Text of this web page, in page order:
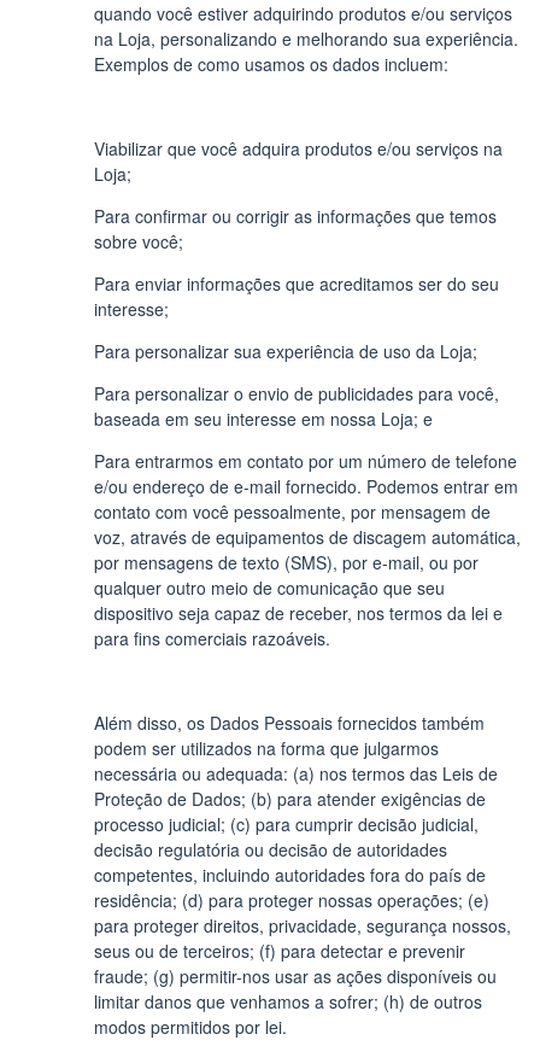
quando você estiver adquirindo produtos e/ou serviços
na Loja, personalizando e melhorando sua experiência.
Exemplos de como usamos os dados incluem:
Viabilizar que você adquira produtos e/ou serviços na
Loja;
Para confirmar ou corrigir as informações que temos
sobre você;
Para enviar informações que acreditamos ser do seu
interesse;
Para personalizar sua experiência de uso da Loja;
Para personalizar o envio de publicidades para você,
baseada em seu interesse em nossa Loja; e
Para entrarmos em contato por um número de telefone
e/ou endereço de e-mail fornecido. Podemos entrar em
contato com você pessoalmente, por mensagem de
voz, através de equipamentos de discagem automática,
por mensagens de texto (SMS), por e-mail, ou por
qualquer outro meio de comunicação que seu
dispositivo seja capaz de receber, nos termos da lei e
para fins comerciais razoáveis.
Além disso, os Dados Pessoais fornecidos também
podem ser utilizados na forma que julgarmos
necessária ou adequada: (a) nos termos das Leis de
Proteção de Dados; (b) para atender exigências de
processo judicial; (c) para cumprir decisão judicial,
decisão regulatória ou decisão de autoridades
competentes, incluindo autoridades fora do país de
residência; (d) para proteger nossas operações; (e)
para proteger direitos, privacidade, segurança nossos,
seus ou de terceiros; (f) para detectar e prevenir
fraude; (g) permitir-nos usar as ações disponíveis ou
limitar danos que venhamos a sofrer; (h) de outros
modos permitidos por lei.